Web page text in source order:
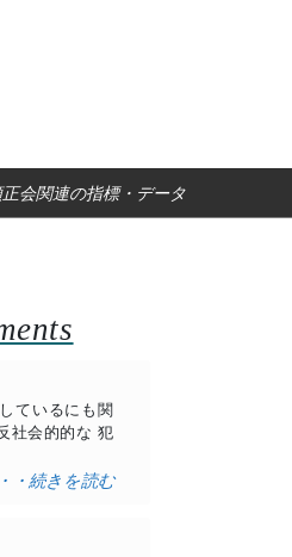
正会関連の指標・データ
ているにも関
社会的的な 犯
・続きを読む